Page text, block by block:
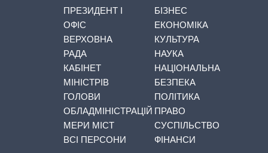
ПРЕЗИДЕНТ І
ОФІС
ВЕРХОВНА
РАДА
КАБІНЕТ
МІНІСТРІВ
ГОЛОВИ
ОБЛАДМІНІСТРАЦІЙ
МЕРИ МІСТ
ВСІ ПЕРСОНИ
БІЗНЕС
ЕКОНОМІКА
КУЛЬТУРА
НАУКА
НАЦІОНАЛЬНА
БЕЗПЕКА
ПОЛІТИКА
ПРАВО
СУСПІЛЬСТВО
ФІНАНСИ